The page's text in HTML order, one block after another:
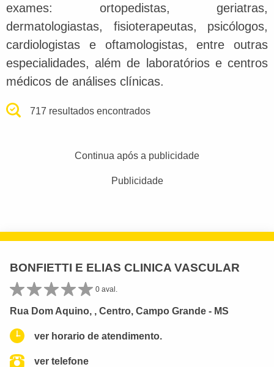
exames: ortopedistas, geriatras,
dermatologiastas, fisioterapeutas, psicólogos,
cardiologistas e oftamologistas, entre outras
especialidades, além de laboratórios e centros
médicos de análises clínicas.
717 resultados encontrados
Continua após a publicidade
Publicidade
BONFIETTI E ELIAS CLINICA VASCULAR
0 aval.
Rua Dom Aquino, , Centro, Campo Grande - MS
ver horario de atendimento.
ver telefone